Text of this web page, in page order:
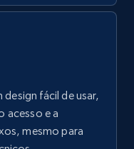
and
fácil de usar,
acesso e a
mesmo para